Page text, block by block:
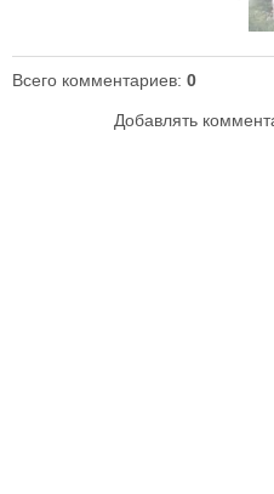
Всего комментариев: 0
Добавлять